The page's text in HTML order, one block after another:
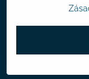
Predvoľby